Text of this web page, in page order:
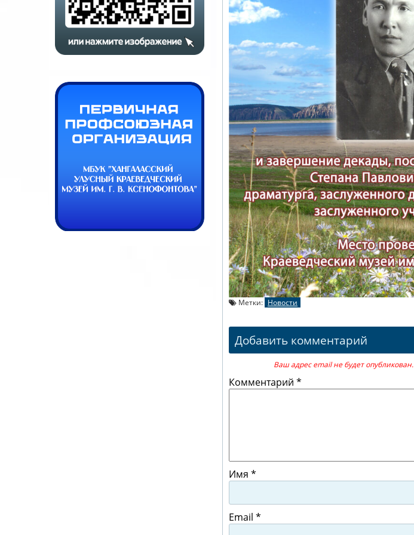
Метки: Новости
Добавить комментарий
Ваш адрес email не будет опубликован.
Комментарий *
Имя *
Email *